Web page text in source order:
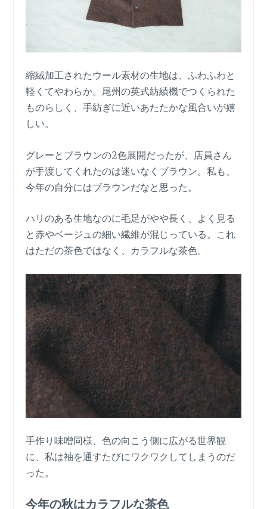
縮絨加工されたウール素材の生地は、ふわふわと
軽くてやわらか。尾州の英式紡績機でつくられた
ものらしく、手紡ぎに近いあたたかな風合いが嬉
しい。
グレーとブラウンの2色展開だったが、店員さん
が手渡してくれたのは迷いなくブラウン。私も、
今年の自分にはブラウンだなと思った。
ハリのある生地なのに毛足がやや長く、よく見る
と赤やベージュの細い繊維が混じっている。これ
はただの茶色ではなく、カラフルな茶色。
手作り味噌同様、色の向こう側に広がる世界観
に、私は袖を通すたびにワクワクしてしまうのだ
った。
今年の秋はカラフルな茶色